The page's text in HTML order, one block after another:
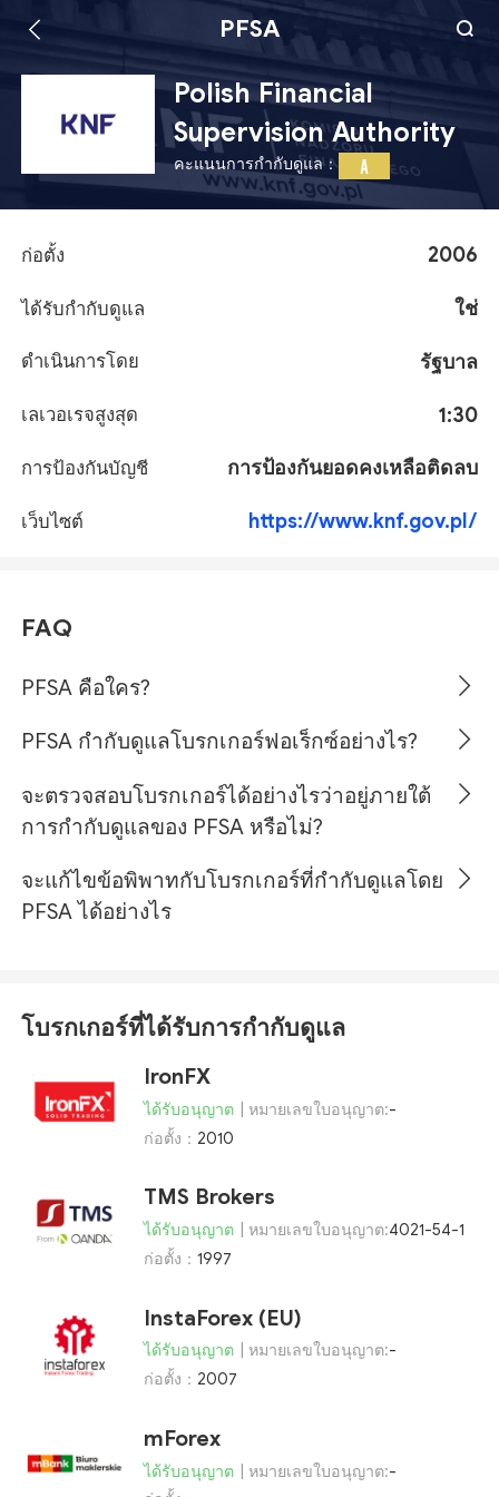
PFSA
Polish Financial
Supervision Authority
คะแนนการกำกับดูแล： A
ก่อตั้ง 2006
ได้รับกำกับดูแล ใช่
ดำเนินการโดย รัฐบาล
เลเวอเรจสูงสุด 1:30
การป้องกันบัญชี การป้องกันยอดคงเหลือติดลบ
เว็บไซต์ https://www.knf.gov.pl/
FAQ
PFSA คือใคร?
PFSA กำกับดูแลโบรกเกอร์ฟอเร็กซ์อย่างไร?
จะตรวจสอบโบรกเกอร์ได้อย่างไรว่าอยู่ภายใต้
การกำกับดูแลของ PFSA หรือไม่?
จะแก้ไขข้อพิพาทกับโบรกเกอร์ที่กำกับดูแลโดย
PFSA ได้อย่างไร
โบรกเกอร์ที่ได้รับการกำกับดูแล
IronFX
ได้รับอนุญาต | หมายเลขใบอนุญาต:-
ก่อตั้ง： 2010
TMS Brokers
ได้รับอนุญาต | หมายเลขใบอนุญาต:4021-54-1
ก่อตั้ง： 1997
InstaForex (EU)
ได้รับอนุญาต | หมายเลขใบอนุญาต:-
ก่อตั้ง： 2007
mForex
ได้รับอนุญาต | หมายเลขใบอนุญาต:-